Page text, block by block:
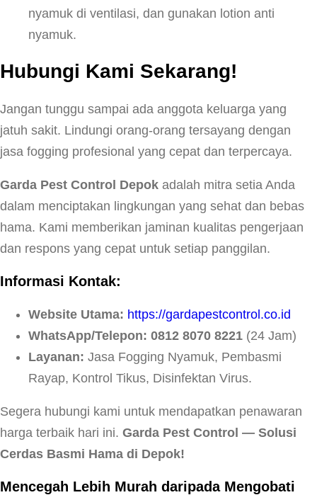
nyamuk di ventilasi, dan gunakan lotion anti
nyamuk.
Hubungi Kami Sekarang!
Jangan tunggu sampai ada anggota keluarga yang
jatuh sakit. Lindungi orang-orang tersayang dengan
jasa fogging profesional yang cepat dan terpercaya.
Garda Pest Control Depok adalah mitra setia Anda
dalam menciptakan lingkungan yang sehat dan bebas
hama. Kami memberikan jaminan kualitas pengerjaan
dan respons yang cepat untuk setiap panggilan.
Informasi Kontak:
Website Utama: https://gardapestcontrol.co.id
WhatsApp/Telepon: 0812 8070 8221 (24 Jam)
Layanan: Jasa Fogging Nyamuk, Pembasmi
Rayap, Kontrol Tikus, Disinfektan Virus.
Segera hubungi kami untuk mendapatkan penawaran
harga terbaik hari ini. Garda Pest Control — Solusi
Cerdas Basmi Hama di Depok!
Mencegah Lebih Murah daripada Mengobati